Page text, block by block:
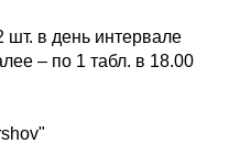
в день интервале
– по 1 табл. в 18.00